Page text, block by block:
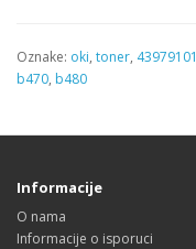
Oznake: oki, toner, 43979101
b470, b480
Informacije
O nama
Informacije o isporuci